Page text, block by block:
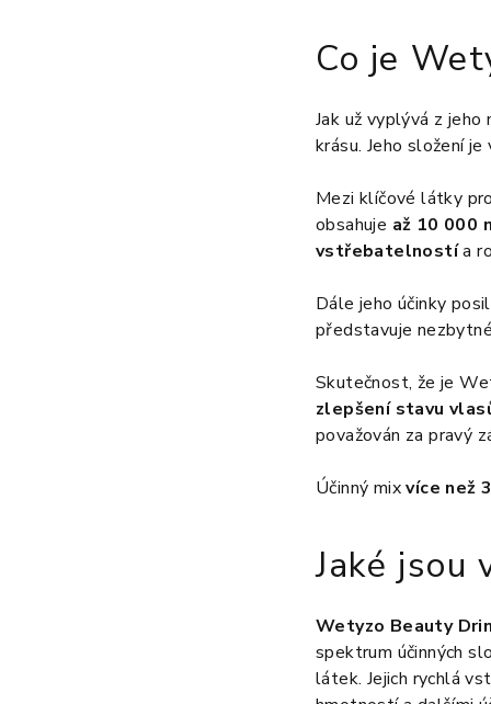
Co je
Jak už vyplývá z jeho
krásu. Jeho složení
Mezi klíčové látky
obsahuje až 10 000
vstřebatelnostía
Dále jeho účinky
představuje
Skutečnost, že je
zlepšení stavu
považován za pravý
Účinný mixvíce než
Jaké jsou
Wetyzo Beauty
spektrum účinných
látek. Jejich rychlá